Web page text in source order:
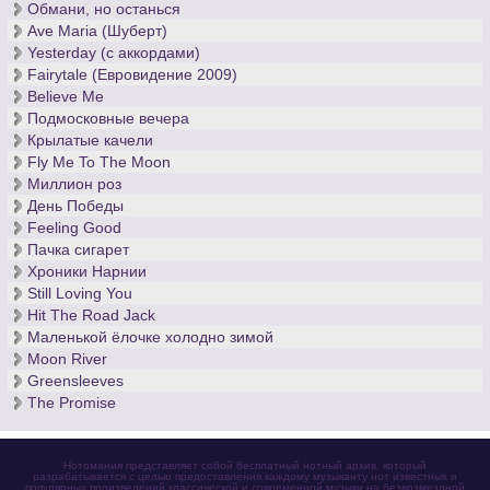
Обмани, но останься
Ave Maria (Шуберт)
Yesterday (с аккордами)
Fairytale (Евровидение 2009)
Believe Me
Подмосковные вечера
Крылатые качели
Fly Me To The Moon
Миллион роз
День Победы
Feeling Good
Пачка сигарет
Хроники Нарнии
Still Loving You
Hit The Road Jack
Маленькой ёлочке холодно зимой
Moon River
Greensleeves
The Promise
Нотомания представляет собой бесплатный нотный архив, который
разрабатывается с целью предоставления каждому музыканту нот известных и
популярных произведений классической и современной музыки на безвозмездной